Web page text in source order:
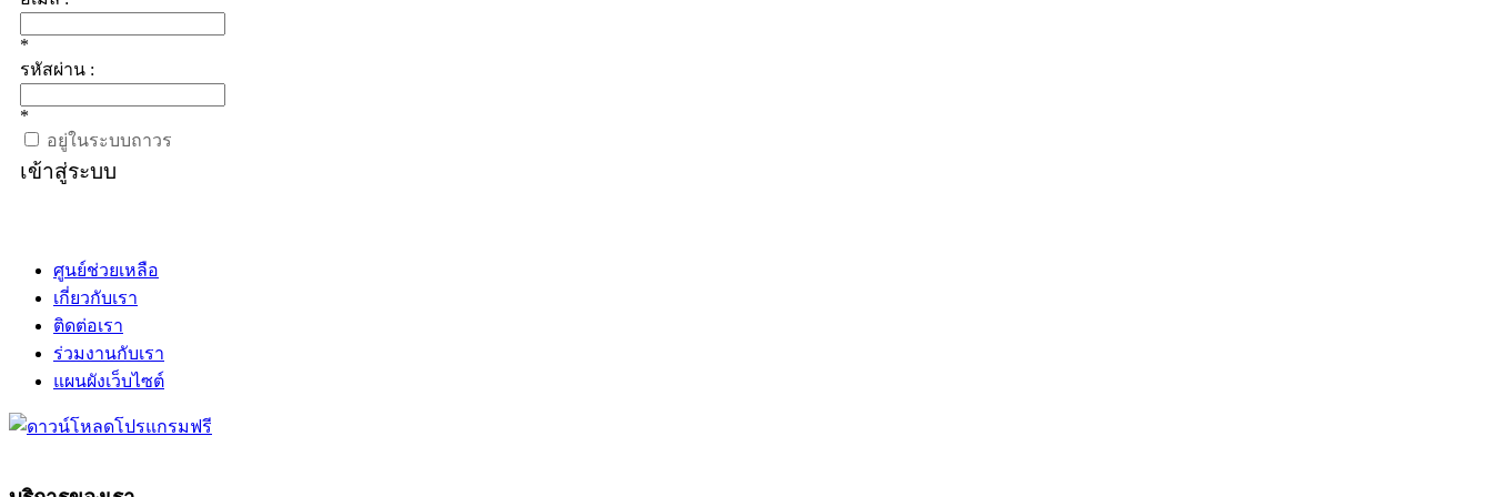
*
รหัสผ่าน :
*
อยู่ในระบบถาวร
เข้าสู่ระบบ
ศูนย์ช่วยเหลือ
เกี่ยวกับเรา
ติดต่อเรา
ร่วมงานกับเรา
แผนผังเว็บไซต์